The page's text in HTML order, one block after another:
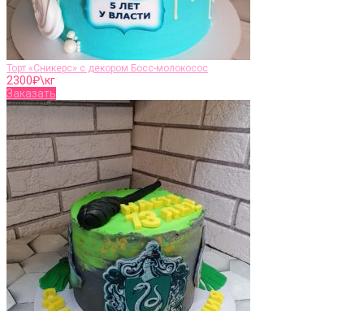
Торт «Сникерс» с декором Босс-молокосос
2300₽\кг
Заказать